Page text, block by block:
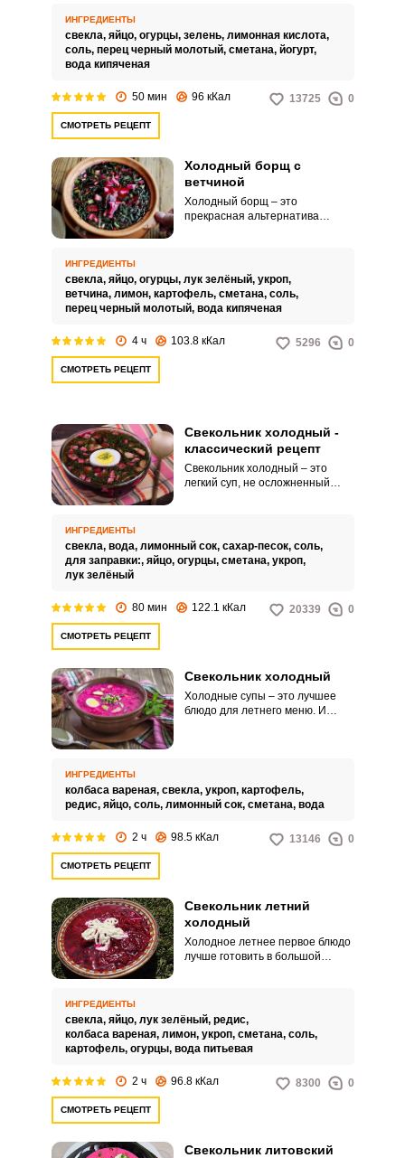
основе воды, кваса или
овощного бульона.
ИНГРЕДИЕНТЫ
свекла, яйцо, огурцы, зелень, лимонная кислота,
соль, перец черный молотый, сметана, йогурт,
вода кипяченая
50 мин 96 кКал 13725 0
СМОТРЕТЬ РЕЦЕПТ
Холодный борщ с
ветчиной
Холодный борщ – это
прекрасная альтернатива
и освежает.
ИНГРЕДИЕНТЫ
свекла, яйцо, огурцы, лук зелёный, укроп,
ветчина, лимон, картофель, сметана, соль,
перец черный молотый, вода кипяченая
4 ч 103.8 кКал 5296 0
СМОТРЕТЬ РЕЦЕПТ
Свекольник холодный -
классический рецепт
Свекольник холодный – это
легкий суп, не осложненный
потребуется лишь на варку
свеклы и куриных яиц.
ИНГРЕДИЕНТЫ
свекла, вода, лимонный сок, сахар-песок, соль,
для заправки:, яйцо, огурцы, сметана, укроп,
лук зелёный
80 мин 122.1 кКал 20339 0
СМОТРЕТЬ РЕЦЕПТ
Свекольник холодный
Холодные супы – это лучшее
блюдо для летнего меню. И
ИНГРЕДИЕНТЫ
колбаса вареная, свекла, укроп, картофель,
редис, яйцо, соль, лимонный сок, сметана, вода
2 ч 98.5 кКал 13146 0
СМОТРЕТЬ РЕЦЕПТ
Свекольник летний
холодный
Холодное летнее первое блюдо
лучше готовить в большой
новичок в кулинарном искусстве.
ИНГРЕДИЕНТЫ
свекла, яйцо, лук зелёный, редис,
колбаса вареная, лимон, укроп, сметана, соль,
картофель, огурцы, вода питьевая
2 ч 96.8 кКал 8300 0
СМОТРЕТЬ РЕЦЕПТ
Свекольник литовский
Запомнить меня
ЕЩЕ НЕ ЗАРЕГИСТРИРОВАННЫ?
Забыли пароль?